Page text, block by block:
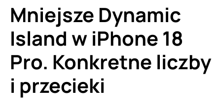
Mniejsze Dynamic
Island w iPhone 18
Pro. Konkretne liczby
i przecieki